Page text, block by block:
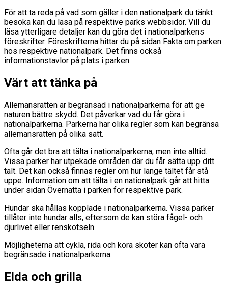
För att ta reda på vad som gäller i den nationalpark du tänkt
besöka kan du läsa på respektive parks webbsidor. Vill du
läsa ytterligare detaljer kan du göra det i nationalparkens
föreskrifter. Föreskrifterna hittar du på sidan Fakta om parken
hos respektive nationalpark. Det finns också
informationstavlor på plats i parken.
Värt att tänka på
Allemansrätten är begränsad i nationalparkerna för att ge
naturen bättre skydd. Det påverkar vad du får göra i
nationalparkerna. Parkerna har olika regler som kan begränsa
allemansrätten på olika sätt.
Ofta går det bra att tälta i nationalparkerna, men inte alltid.
Vissa parker har utpekade områden där du får sätta upp ditt
tält. Det kan också finnas regler om hur länge tältet får stå
uppe. Information om att tälta i en nationalpark går att hitta
under sidan Övernatta i parken för respektive park.
Hundar ska hållas kopplade i nationalparkerna. Vissa parker
tillåter inte hundar alls, eftersom de kan störa fågel- och
djurlivet eller renskötseln.
Möjligheterna att cykla, rida och köra skoter kan ofta vara
begränsade i nationalparkerna.
Elda och grilla